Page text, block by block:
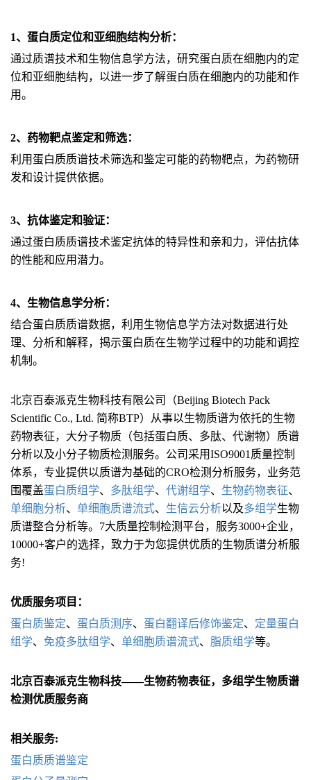
1、蛋白质定位和亚细胞结构分析：
通过质谱技术和生物信息学方法，研究蛋白质在细胞内的定
位和亚细胞结构，以进一步了解蛋白质在细胞内的功能和作
用。
2、药物靶点鉴定和筛选：
利用蛋白质质谱技术筛选和鉴定可能的药物靶点，为药物研
发和设计提供依据。
3、抗体鉴定和验证：
通过蛋白质质谱技术鉴定抗体的特异性和亲和力，评估抗体
的性能和应用潜力。
4、生物信息学分析：
结合蛋白质质谱数据，利用生物信息学方法对数据进行处
理、分析和解释，揭示蛋白质在生物学过程中的功能和调控
机制。
北京百泰派克生物科技有限公司（Beijing Biotech Pack
Scientific Co., Ltd. 简称BTP）从事以生物质谱为依托的生物
药物表征，大分子物质（包括蛋白质、多肽、代谢物）质谱
分析以及小分子物质检测服务。公司采用ISO9001质量控制
体系，专业提供以质谱为基础的CRO检测分析服务，业务范
围覆盖蛋白质组学、 多肽组学、 代谢组学、 生物药物表征、
单细胞分析、 单细胞质谱流式、 生信云分析以及多组学生物
质谱整合分析等。7大质量控制检测平台，服务3000+企业，
10000+客户的选择，致力于为您提供优质的生物质谱分析服
务!
优质服务项目：
蛋白质鉴定、 蛋白质测序、 蛋白翻译后修饰鉴定、 定量蛋白
组学、 免疫多肽组学、 单细胞质谱流式、 脂质组学等。
北京百泰派克生物科技——生物药物表征，多组学生物质谱
检测优质服务商
相关服务:
蛋白质质谱鉴定